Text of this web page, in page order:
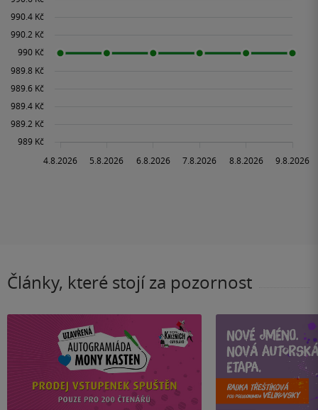
Články, které stojí za pozornost